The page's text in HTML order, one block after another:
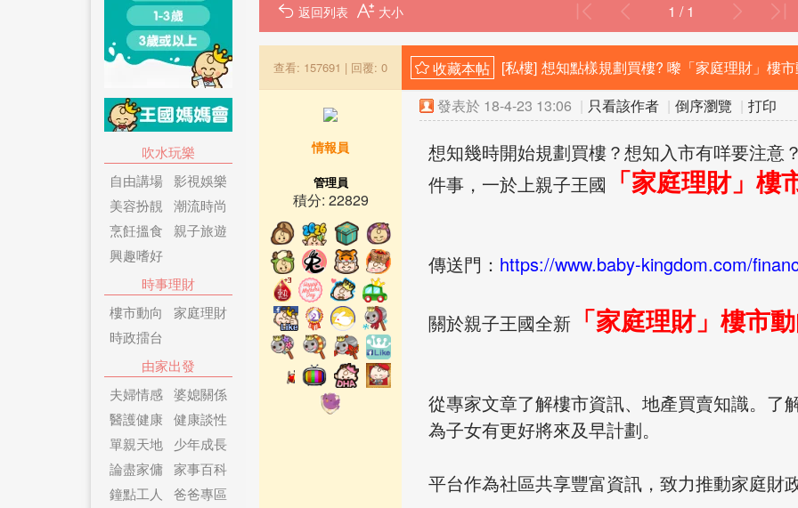
吹水玩樂
自由講場 影視娛樂
美容扮靚
潮流時尚
烹飪搵食
親子旅遊
興趣嗜好
時事理財
樓市動向
家庭理財
時政擂台
由家出發
夫婦情感 婆媳關係
醫護健康
健康談性
單親天地
少年成長
論盡家傭
家事百科
鐘點工人
爸爸專區
›
返回列表 1 / 1
查看: 157691 | 回覆: 0 [私樓] 想知點樣規劃買樓? 嚟「家庭理財」樓
情報員
管理員
積分: 22829
發表於 18-4-23 13:06 | 只看該作者 | 倒序瀏覽 | 打印
想知幾時開始規劃買樓？想知入市有咩要注意
件事，一於上親子王國
「家庭理財」樓
傳送門： https://www.baby-kingdom.com/
關於親子王國全新 「家庭理財」樓市
從專家文章了解樓市資訊、地產買賣知識。了
為子女有更好將來及早計劃。
平台作為社區共享豐富資訊，致力推動家庭財